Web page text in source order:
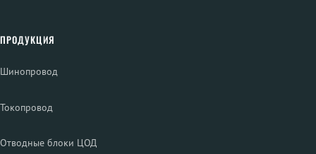
ПРОДУКЦИЯ
Шинопровод
Токопровод
Отводные блоки ЦОД